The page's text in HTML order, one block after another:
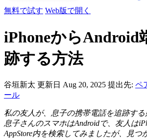
無料で試す Web版で開く
iPhoneからAndroid
跡する方法
谷垣新太 更新日 Aug 20, 2025 提出先: ペ
ール
私の友人が、息子の携帯電話を追跡する
息子さんのスマホはAndroidで、友人は
AppStore内を検索してみましたが、見つ